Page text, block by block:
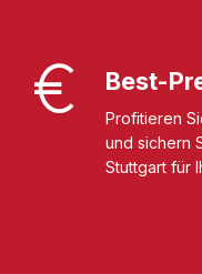
Best-
Profitieren
und sichern
Stuttgart für